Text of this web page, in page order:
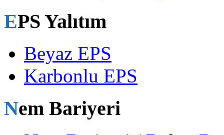
EPS Yalıtım
Beyaz EPS
Karbonlu EPS
Nem Bariyeri